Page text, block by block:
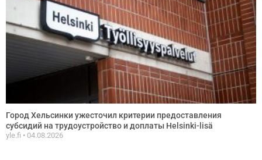
Город Хельсинки ужесточил критерии предоставления
субсидий на трудоустройство и доплаты Helsinki-lisä
yle.fi 04.08.2026